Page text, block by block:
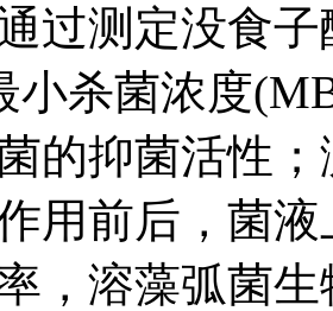
过测定没食
小杀菌浓度
的抑菌活性
用前后，菌
，溶藻弧菌